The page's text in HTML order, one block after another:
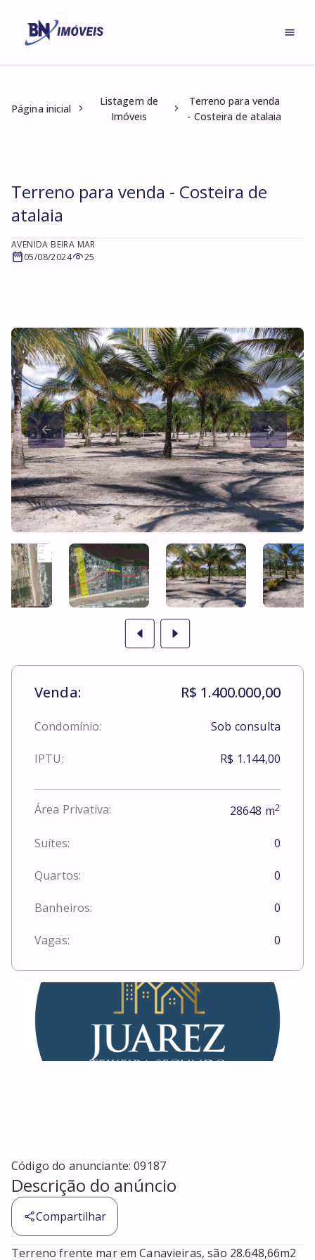
Página inicial
Listagem de
Imóveis
Terreno para venda
- Costeira de atalaia
Terreno para venda - Costeira de
atalaia
AVENIDA BEIRA MAR
05/08/2024
25
Venda: R$ 1.400.000,00
Condomínio: Sob consulta
IPTU: R$ 1.144,00
Área Privativa: 28648 m2
Suítes: 0
Quartos: 0
Banheiros: 0
Vagas: 0
Código do anunciante:09187
Descrição do anúncio
Compartilhar
Terreno frente mar em Canavieiras, são 28.648,66m2